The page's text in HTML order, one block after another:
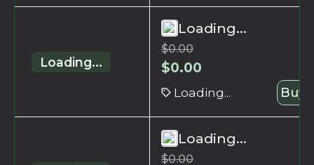
Loading...
Loading...
$0.00
$0.00
Loading... Buy
Loading...
$0.00